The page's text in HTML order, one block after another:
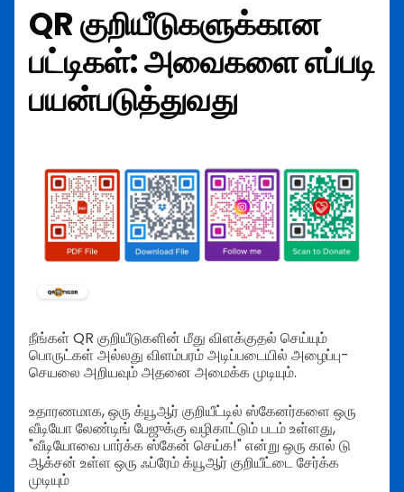
QR குறியீடுகளுக்கான
பட்டிகள்: அவைகளை எப்படி
பயன்படுத்துவது
நீங்கள் QR குறியீடுகளின் மீது விளக்குதல் செய்யும்
பொருட்கள் அல்லது விளம்பரம் அடிப்படையில் அழைப்பு-
செயலை அறியவும் அதனை அமைக்க முடியும்.
உதாரணமாக, ஒரு க்யூஆர் குறியீட்டில் ஸ்கேனர்களை ஒரு
வீடியோ லேண்டிங் பேஜுக்கு வழிகாட்டும் படம் உள்ளது,
"வீடியோவை பார்க்க ஸ்கேன் செய்க!" என்று ஒரு கால் டு
ஆக்சன் உள்ள ஒரு ஃப்ரேம் க்யூஆர் குறியீட்டை சேர்க்க
முடியும்